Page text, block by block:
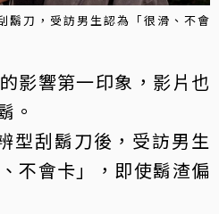
鬍刀，受訪男生認為「很滑、不會
影響第一印象，影片也
。
型刮鬍刀後，受訪男生
不會卡」，即使鬍渣偏